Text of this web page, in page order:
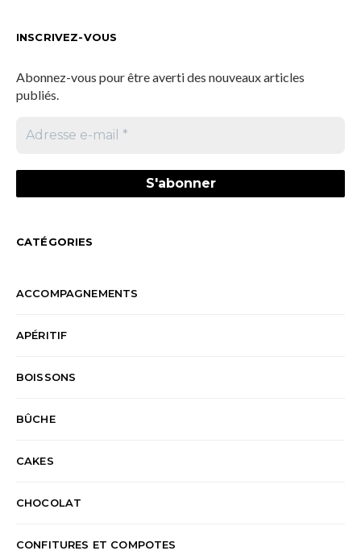
INSCRIVEZ-VOUS
Abonnez-vous pour être averti des nouveaux articles
publiés.
CATÉGORIES
ACCOMPAGNEMENTS
APÉRITIF
BOISSONS
BÛCHE
CAKES
CHOCOLAT
CONFITURES ET COMPOTES